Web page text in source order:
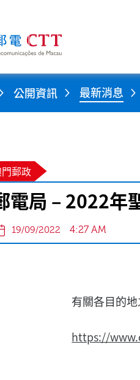
公開資訊 最新消息
郵政
電局 – 2022年
19/09/2022 4:27 AM
有關各目的
https://